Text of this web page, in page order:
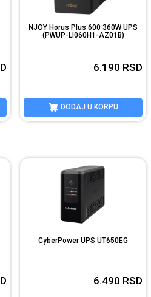
NJOY Horus Plus 600 360W UPS
(PWUP-LI060H1-AZ01B)
6.190 RSD
DODAJ U KORPU
CyberPower UPS UT650EG
6.490 RSD